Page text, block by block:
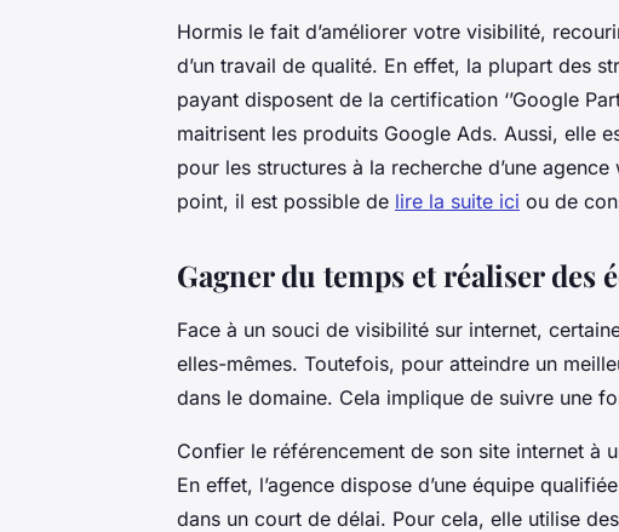
Hormis le fait d’améliorer votre visibilité,
d’un travail de qualité. En effet, la plupart des
payant disposent de la certification ‘’Google
maitrisent les produits Google Ads. Aussi, elle
pour les structures à la recherche d’une
point, il est possible de lire la suite ici ou de
Gagner du temps et réaliser des
Face à un souci de visibilité sur internet,
elles-mêmes. Toutefois, pour atteindre un
dans le domaine. Cela implique de suivre une
Confier le référencement de son site internet à
En effet, l’agence dispose d’une équipe
dans un court de délai. Pour cela, elle utilise